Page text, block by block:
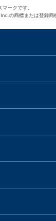
ークです。
の商標または登録商